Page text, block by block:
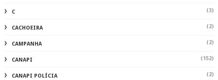
C (3)
CACHOEIRA (2)
CAMPANHA (2)
CANAPI (152)
CANAPI POLÍCIA (2)